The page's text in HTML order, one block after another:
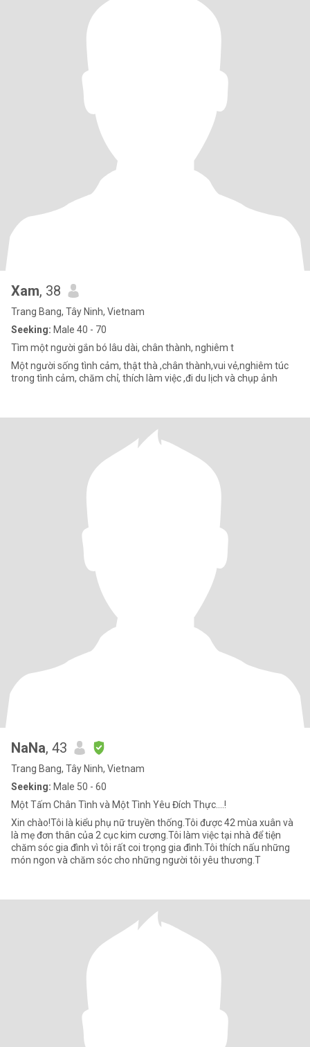
Xam, 38
Trang Bang, Tây Ninh, Vietnam
Seeking: Male 40 - 70
Tìm một người gắn bó lâu dài, chân thành, nghiêm t
Một người sống tình cảm, thật thà ,chân thành,vui vẻ,nghiêm túc
trong tình cảm, chăm chỉ, thích làm việc ,đi du lịch và chụp ảnh
NaNa, 43
Trang Bang, Tây Ninh, Vietnam
Seeking: Male 50 - 60
Một Tấm Chân Tình và Một Tình Yêu Đích Thực....!
Xin chào!Tôi là kiểu phụ nữ truyền thống.Tôi được 42 mùa xuân và
là mẹ đơn thân của 2 cục kim cương.Tôi làm việc tại nhà để tiện
chăm sóc gia đình vì tôi rất coi trọng gia đình.Tôi thích nấu những
món ngon và chăm sóc cho những người tôi yêu thương.T